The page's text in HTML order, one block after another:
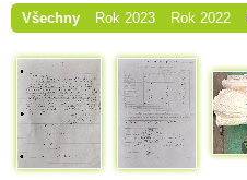
Všechny Rok 2023 Rok 2022